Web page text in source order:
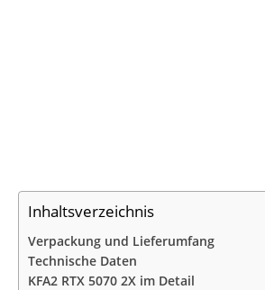
Inhaltsverzeichnis
Verpackung und Lieferumfang
Technische Daten
KFA2 RTX 5070 2X im Detail